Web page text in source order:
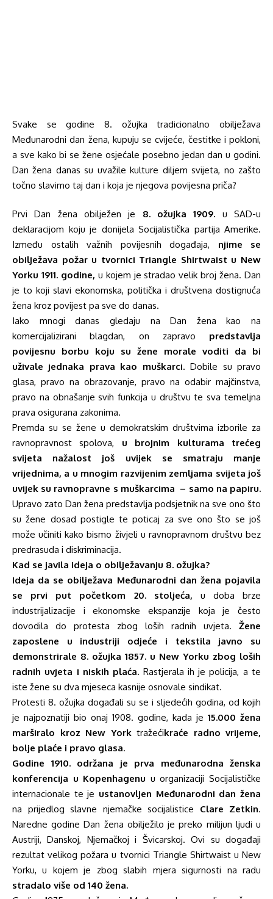
Svake se godine 8. ožujka tradicionalno obilježava
Međunarodni dan žena, kupuju se cvijeće, čestitke i pokloni,
a sve kako bi se žene osjećale posebno jedan dan u godini.
Dan žena danas su uvažile kulture diljem svijeta, no zašto
točno slavimo taj dan i koja je njegova povijesna priča?
Prvi Dan žena obilježen je 8. ožujka 1909. u SAD-u
deklaracijom koju je donijela Socijalistička partija Amerike.
Između ostalih važnih povijesnih događaja, njime se
obilježava požar u tvornici Triangle Shirtwaist u New
Yorku 1911. godine, u kojem je stradao velik broj žena. Dan
je to koji slavi ekonomska, politička i društvena dostignuća
žena kroz povijest pa sve do danas.
Iako mnogi danas gledaju na Dan žena kao na
komercijalizirani blagdan, on zapravo predstavlja
povijesnu borbu koju su žene morale voditi da bi
uživale jednaka prava kao muškarci. Dobile su pravo
glasa, pravo na obrazovanje, pravo na odabir majčinstva,
pravo na obnašanje svih funkcija u društvu te sva temeljna
prava osigurana zakonima.
Premda su se žene u demokratskim društvima izborile za
ravnopravnost spolova, u brojnim kulturama trećeg
svijeta nažalost još uvijek se smatraju manje
vrijednima, a u mnogim razvijenim zemljama svijeta još
uvijek su ravnopravne s muškarcima – samo na papiru.
Upravo zato Dan žena predstavlja podsjetnik na sve ono što
su žene dosad postigle te poticaj za sve ono što se još
može učiniti kako bismo živjeli u ravnopravnom društvu bez
predrasuda i diskriminacija.
Kad se javila ideja o obilježavanju 8. ožujka?
Ideja da se obilježava Međunarodni dan žena pojavila
se prvi put početkom 20. stoljeća, u doba brze
industrijalizacije i ekonomske ekspanzije koja je često
dovodila do protesta zbog loših radnih uvjeta. Žene
zaposlene u industriji odjeće i tekstila javno su
demonstrirale 8. ožujka 1857. u New Yorku zbog loših
radnih uvjeta i niskih plaća. Rastjerala ih je policija, a te
iste žene su dva mjeseca kasnije osnovale sindikat.
Protesti 8. ožujka događali su se i sljedećih godina, od kojih
je najpoznatiji bio onaj 1908. godine, kada je 15.000 žena
marširalo kroz New York tražećikraće radno vrijeme,
bolje plaće i pravo glasa.
Godine 1910. održana je prva međunarodna ženska
konferencija u Kopenhagenu u organizaciji Socijalističke
internacionale te je ustanovljen Međunarodni dan žena
na prijedlog slavne njemačke socijalistice Clare Zetkin.
Naredne godine Dan žena obilježilo je preko milijun ljudi u
Austriji, Danskoj, Njemačkoj i Švicarskoj. Ovi su događaji
rezultat velikog požara u tvornici Triangle Shirtwaist u New
Yorku, u kojem je zbog slabih mjera sigurnosti na radu
stradalo više od 140 žena.